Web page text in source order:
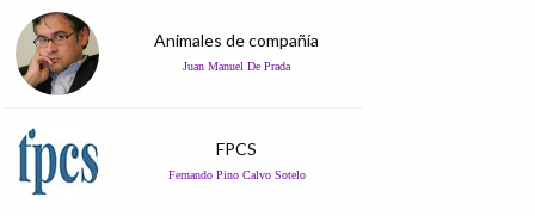
Animales de compañía
Juan Manuel De Prada
FPCS
Fernando Pino Calvo Sotelo